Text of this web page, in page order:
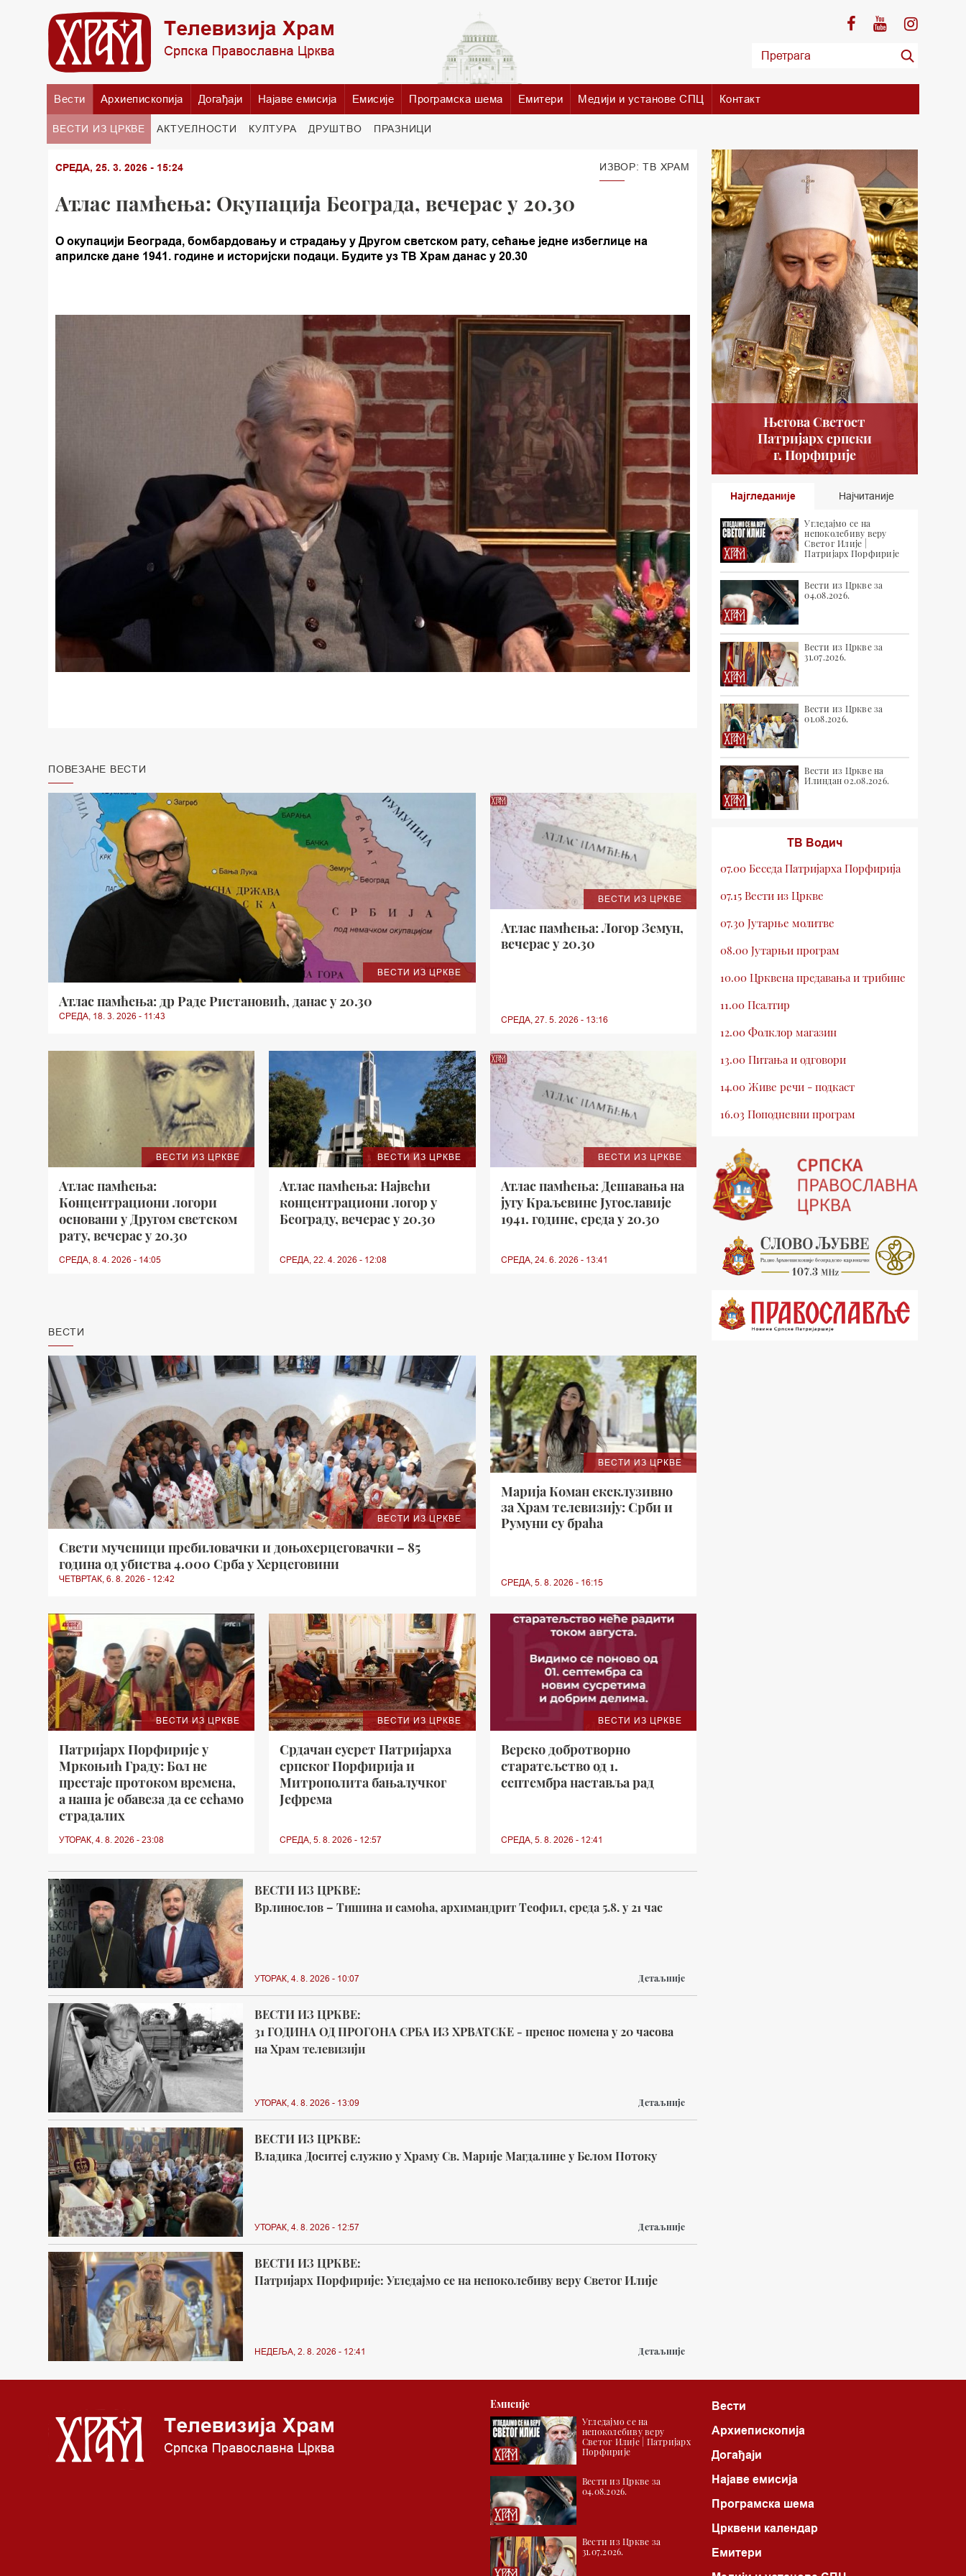
Вести Архиепископија Догађаји Најаве емисија Емисије Програмска шема Емитери Медији и установе СПЦ Контакт
ВЕСТИ ИЗ ЦРКВЕ АКТУЕЛНОСТИ КУЛТУРА ДРУШТВО ПРАЗНИЦИ
СРЕДА, 25. 3. 2026 - 15:24 ИЗВОР: TВ ХРАМ
Атлас памћења: Окупација Београда, вечерас у 20.30
О окупацији Београда, бомбардовању и страдању у Другом светском рату, сећање једне избеглице на
априлске дане 1941. године и историјски подаци. Будите уз ТВ Храм данас у 20.30
ПОВЕЗАНЕ ВЕСТИ
ВЕСТИ ИЗ ЦРКВЕ
Атлас памћења: др Раде Ристановић, данас у 20.30
СРЕДА, 18. 3. 2026 - 11:43
ВЕСТИ ИЗ ЦРКВЕ
Атлас памћења: Логор Земун,
вечерас у 20.30
СРЕДА, 27. 5. 2026 - 13:16
ВЕСТИ ИЗ ЦРКВЕ
Атлас памћења:
Концентрациони логори
основани у Другом светском
рату, вечерас у 20.30
СРЕДА, 8. 4. 2026 - 14:05
ВЕСТИ ИЗ ЦРКВЕ
Атлас памћења: Највећи
концентрациони логор у
Београду, вечерас у 20.30
СРЕДА, 22. 4. 2026 - 12:08
ВЕСТИ ИЗ ЦРКВЕ
Атлас памћења: Дешавања на
југу Краљевине Југославије
1941. године, среда у 20.30
СРЕДА, 24. 6. 2026 - 13:41
ВЕСТИ
ВЕСТИ ИЗ ЦРКВЕ
Свети мученици пребиловачки и доњохерцеговачки – 85
година од убиства 4.000 Срба у Херцеговини
ЧЕТВРТАК, 6. 8. 2026 - 12:42
ВЕСТИ ИЗ ЦРКВЕ
Марија Коман ексклузивно
за Храм телевизију: Срби и
Румуни су браћа
СРЕДА, 5. 8. 2026 - 16:15
ВЕСТИ ИЗ ЦРКВЕ
Патријарх Порфирије у
Мркоњић Граду: Бол не
престаје протоком времена,
а наша је обавеза да се сећамо
страдалих
УТОРАК, 4. 8. 2026 - 23:08
ВЕСТИ ИЗ ЦРКВЕ
Срдачан сусрет Патријарха
српског Порфирија и
Митрополита бањалучког
Јефрема
СРЕДА, 5. 8. 2026 - 12:57
ВЕСТИ ИЗ ЦРКВЕ
Верско добротворно
старатељство од 1.
септембра наставља рад
СРЕДА, 5. 8. 2026 - 12:41
ВЕСТИ ИЗ ЦРКВЕ:
Врлинослов – Тишина и самоћа, архимандрит Теофил, среда 5.8. у 21 час
УТОРАК, 4. 8. 2026 - 10:07 Детаљније
ВЕСТИ ИЗ ЦРКВЕ:
31 ГОДИНА ОД ПРОГОНА СРБА ИЗ ХРВАТСКЕ - пренос помена у 20 часова
на Храм телевизији
УТОРАК, 4. 8. 2026 - 13:09 Детаљније
ВЕСТИ ИЗ ЦРКВЕ:
Владика Доситеј служио у Храму Св. Марије Магдалине у Белом Потоку
УТОРАК, 4. 8. 2026 - 12:57 Детаљније
ВЕСТИ ИЗ ЦРКВЕ:
Патријарх Порфирије: Угледајмо се на непоколебиву веру Светог Илије
НЕДЕЉА, 2. 8. 2026 - 12:41 Детаљније
Његова Светост
Патријарх српски
г. Порфирије
Најгледаније Најчитаније
Угледајмо се на
непоколебиву веру
Светог Илије |
Патријарх Порфирије
Вести из Цркве за
04.08.2026.
Вести из Цркве за
31.07.2026.
Вести из Цркве за
01.08.2026.
Вести из Цркве на
Илиндан 02.08.2026.
ТВ Водич
07.00 Беседа Патријарха Порфирија
07.15 Вести из Цркве
07.30 Јутарње молитве
08.00 Јутарњи програм
10.00 Црквена предавања и трибине
11.00 Псалтир
12.00 Фолклор магазин
13.00 Питања и одговори
14.00 Живе речи - подкаст
16.03 Поподневни програм
19.03 Млади у Цркви
19.30 Вечерње молитве
20.00 Вести из Цркве
20.15 Реч архијереја
20.30 Хроника Архиепископије
21.03 Врлинослов
22.03 Црквена предавања и трибине
Емисије
Угледајмо се на
непоколебиву веру
Светог Илије | Патријарх
Порфирије
Вести из Цркве за
04.08.2026.
Вести из Цркве за
31.07.2026.
Вести
Архиепископија
Догађаји
Најаве емисија
Програмска шема
Црквени календар
Емитери